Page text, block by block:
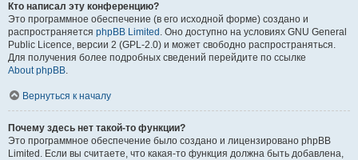
Кто написал эту конференцию?
Это программное обеспечение (в его исходной форме) создано и
распространяется phpBB Limited . Оно доступно на условиях GNU General
Public Licence, версии 2 (GPL-2.0) и может свободно распространяться.
Для получения более подробных сведений перейдите по ссылке
About phpBB.
Вернуться к началу
Почему здесь нет такой-то функции?
Это программное обеспечение было создано и лицензировано phpBB
Limited. Если вы считаете, что какая-то функция должна быть добавлена,